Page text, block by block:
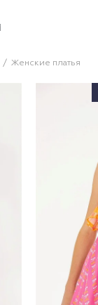
Женские платья